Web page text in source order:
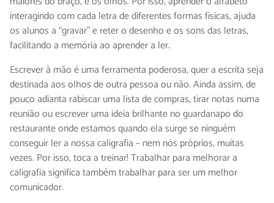
interagindo com cada letra de diferentes formas físicas, ajuda
os alunos a “gravar” e reter o desenho e os sons das letras,
facilitando a memória ao aprender a ler.
Escrever à mão é uma ferramenta poderosa, quer a escrita seja
destinada aos olhos de outra pessoa ou não. Ainda assim, de
pouco adianta rabiscar uma lista de compras, tirar notas numa
reunião ou escrever uma ideia brilhante no guardanapo do
restaurante onde estamos quando ela surge se ninguém
conseguir ler a nossa caligrafia – nem nós próprios, muitas
vezes. Por isso, toca a treinar! Trabalhar para melhorar a
caligrafia significa também trabalhar para ser um melhor
comunicador.